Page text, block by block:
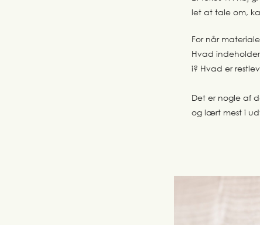
let at tale om,
For når
Hvad
i? Hvad er
Det er nogle af
og lært mest i